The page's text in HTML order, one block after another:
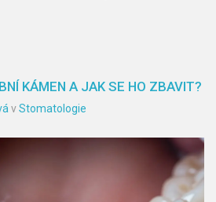
KÁMEN A JAK SE HO ZBAVIT?
vStomatologie